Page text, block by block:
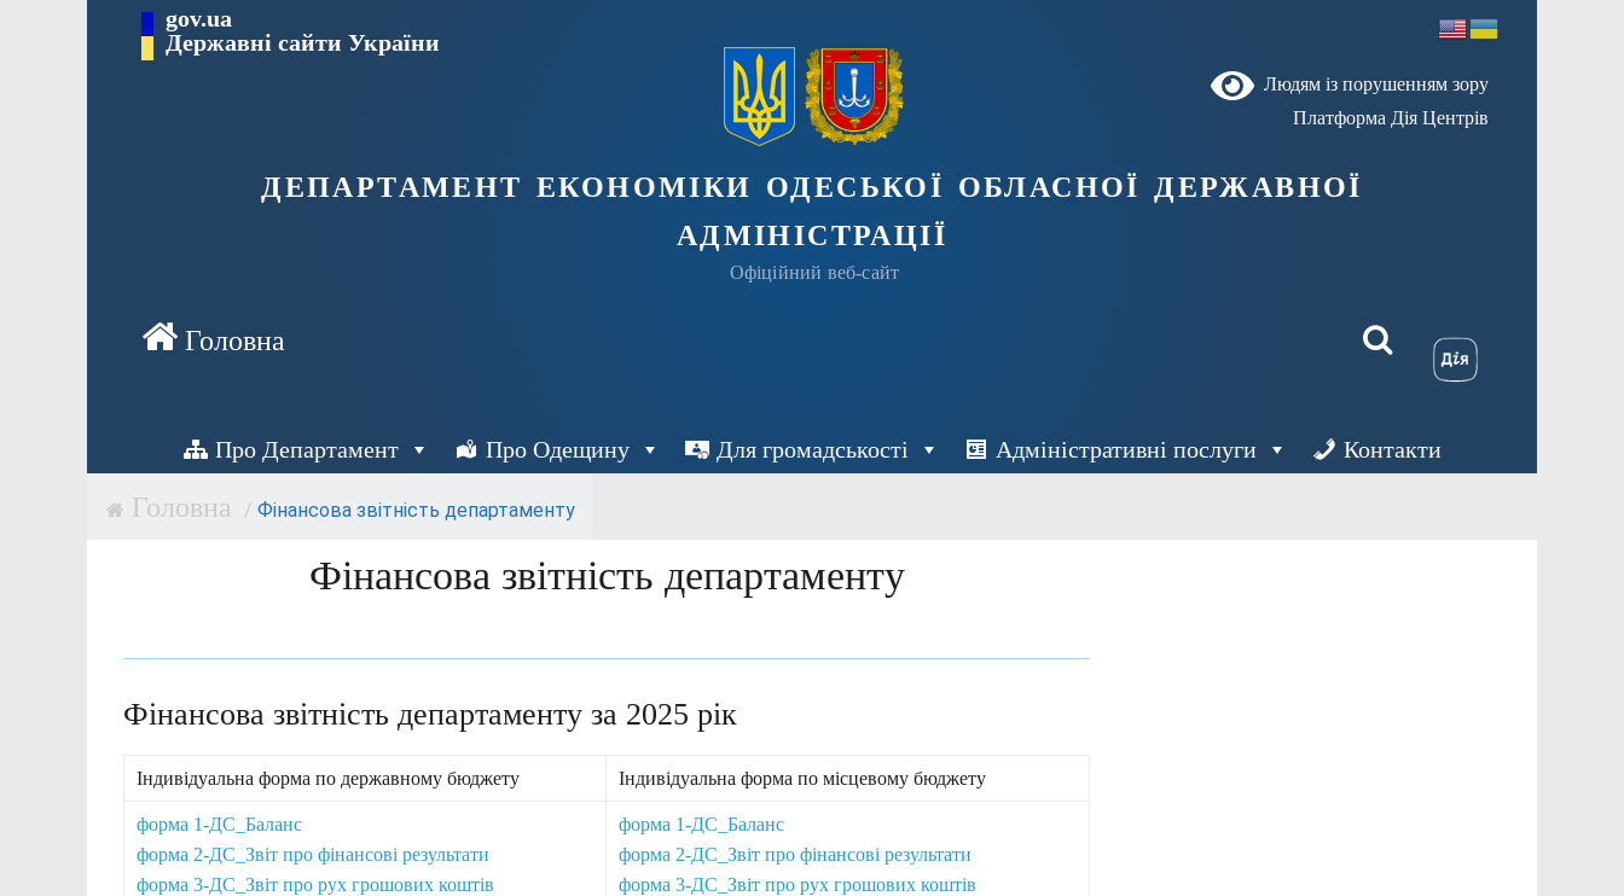
Перейти gov.ua
Державні сайти України
Людям із порушенням зору
Платформа Дія Центрів
департамент економіки одеської обласної державної
адміністрації
Офіційний веб-сайт
Про Департамент Про Одещину Для громадськості Адміністративні послуги Контакти
/ Фінансова звітність департаменту
Фінансова звітність департаменту
Фінансова звітність департаменту за 2025 рік
Iндивідуальна форма по державному бюджету Iндивідуальна форма по місцевому бюджету
форма 1-ДС_Баланс
форма 2-ДС_Звіт про фінансові результати
форма 3-ДС_Звіт про рух грошових коштів
форма 1-ДС_Баланс
форма 2-ДС_Звіт про фінансові результати
форма 3-ДС_Звіт про рух грошових коштів